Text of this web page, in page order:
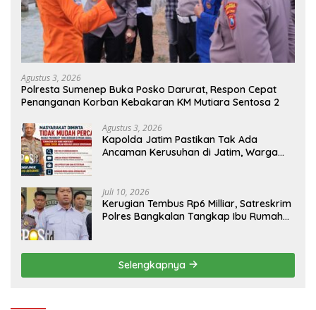
Agustus 3, 2026
Polresta Sumenep Buka Posko Darurat, Respon Cepat
Penanganan Korban Kebakaran KM Mutiara Sentosa 2
Agustus 3, 2026
Kapolda Jatim Pastikan Tak Ada
Ancaman Kerusuhan di Jatim, Warga
Juli 10, 2026
Kerugian Tembus Rp6 Milliar, Satreskrim
Polres Bangkalan Tangkap Ibu Rumah
Selengkapnya